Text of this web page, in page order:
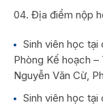
Địa điểm nộp
Sinh viên học
Phòng Kế hoạch
Nguyễn Văn Cừ,
Sinh viên học tại